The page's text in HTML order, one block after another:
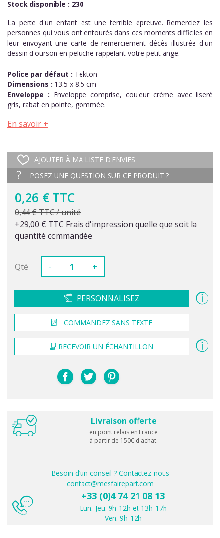
(1 avis)
Stock disponible : 230
La perte d'un enfant est une terrible épreuve. Remerciez les
personnes qui vous ont entourés dans ces moments difficiles en
leur envoyant une carte de remerciement décès illustrée d'un
dessin d'ourson en peluche rappelant votre petit ange.
Police par défaut : Tekton
Dimensions : 13.5 x 8.5 cm
Enveloppe : Enveloppe comprise, couleur crème avec liseré
gris, rabat en pointe, gommée.
En savoir +
AJOUTER À MA LISTE D'ENVIES
POSEZ UNE QUESTION SUR CE PRODUIT ?
0,26 € TTC
0,44 € TTC / unité
+29,00 € TTC Frais d'impression quelle que soit la
quantité commandée
Qté - +
PERSONNALISEZ
COMMANDEZ SANS TEXTE
RECEVOIR UN ÉCHANTILLON
Livraison offerte
en point relais en France
à partir de 150€ d'achat.
Besoin d’un conseil ? Contactez-nous
contact@mesfairepart.com
+33 (0)4 74 21 08 13
Lun.-Jeu. 9h-12h et 13h-17h
Ven. 9h-12h